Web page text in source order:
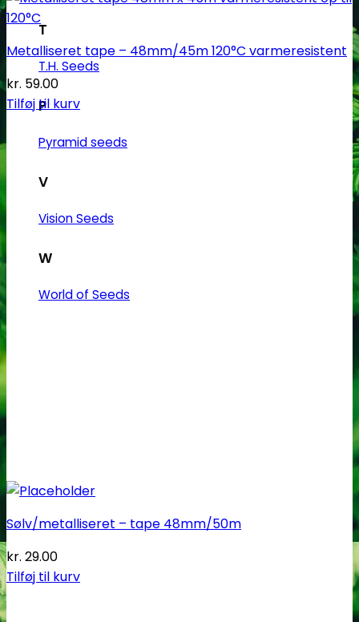
T
T.H. Seeds
P
Pyramid seeds
V
Vision Seeds
W
World of Seeds
Metalliseret tape – 48mm/45m 120°C varmeresistent
kr. 59.00
Tilføj til kurv
Sølv/metalliseret – tape 48mm/50m
kr. 29.00
Tilføj til kurv